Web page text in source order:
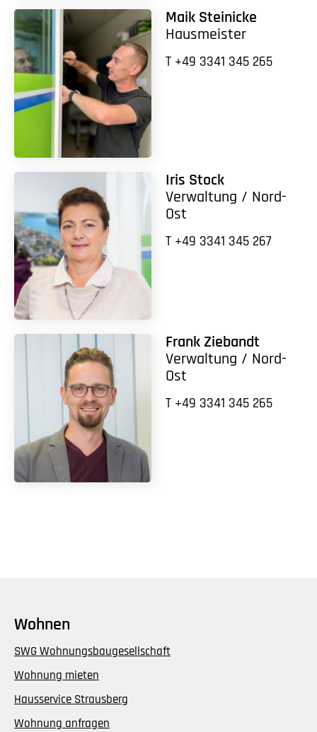
Maik Steinicke
Hausmeister
T +49 3341 345 265
Iris Stock
Verwaltung / Nord-
Ost
T +49 3341 345 267
Frank Ziebandt
Verwaltung / Nord-
Ost
T +49 3341 345 265
Wohnen
SWG Wohnungsbaugesellschaft
Wohnung mieten
Hausservice Strausberg
Wohnung anfragen